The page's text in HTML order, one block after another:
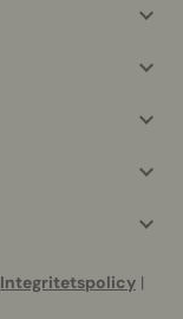
Integritetspolicy |